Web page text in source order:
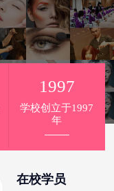
在校学员
1997
学校创立于1997
年